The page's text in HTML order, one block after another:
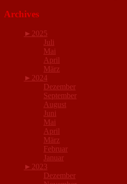
Archives
► 2025
Juli
Mai
April
März
► 2024
Dezember
September
August
Juni
Mai
April
März
Februar
Januar
► 2023
Dezember